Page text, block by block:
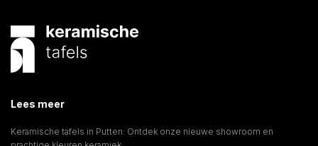
Lees meer
Keramische tafels in Putten: Ontdek onze nieuwe showroom en